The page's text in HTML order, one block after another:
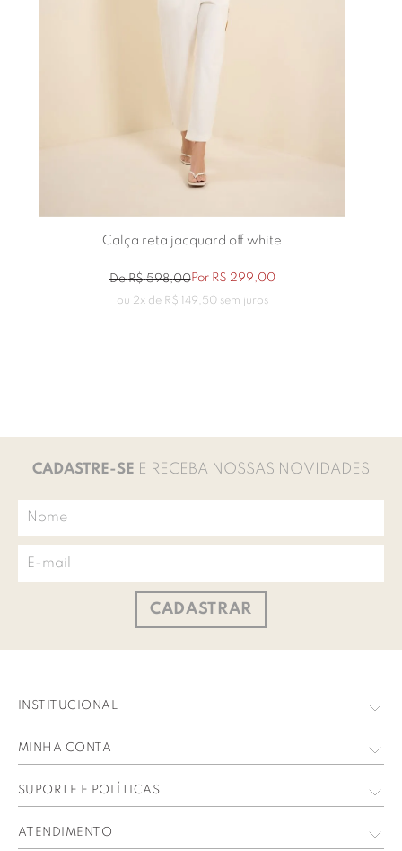
Calça reta jacquard off white
DeR$ 598,00Por R$ 299,00
ou 2x de R$ 149 50sem juros
CADASTRE-SE E RECEBA NOSSAS NOVIDADES
CADASTRAR
INSTITUCIONAL
Quem Somos
MINHA CONTA
Meus Dados
SUPORTE E POLÍTICAS
Política de privacidade
ATENDIMENTO